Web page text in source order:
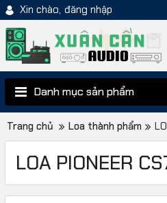
Xin chào, đăng nhập
Danh mục sản phẩm
Trang chủ Loa thành phẩm
LOA PIONEER